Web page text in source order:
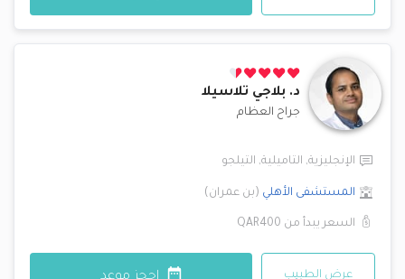
د. بلاجي تلاسيلا
جراح العظام
الإنجليزية, التاميلية, التيلجو
المستشفى الأهلي (بن عمران)
السعر يبدأ من QAR400
عرض الطبيب